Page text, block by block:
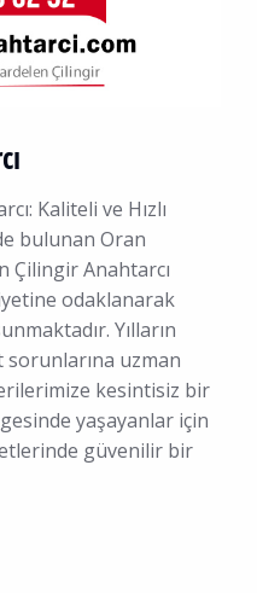
Kaliteli ve Hızlı
bulunan Oran
Çilingir Anahtarcı
odaklanarak
Yılların
uzman
kesintisiz bir
yaşayanlar için
güvenilir bir